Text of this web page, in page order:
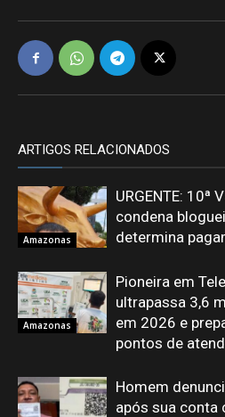
ARTIGOS RELACIONADOS
Amazonas
URGENTE: 10ª
condena
determina
Amazonas
Pioneira em
ultrapassa 3,6
em 2026 e
pontos de
Homem
após sua conta